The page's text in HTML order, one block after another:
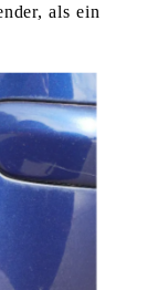
als ein